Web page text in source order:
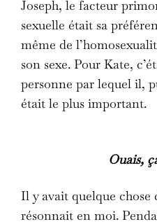
Joseph, le facteur
sexuelle était sa
même de
son sexe. Pour Kate,
personne par lequel il,
était le plus important.
Ouais,
Il y avait quelque chose
résonnait en moi.